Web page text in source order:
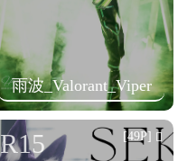
雨波_Valorant_Viper
R15 [49P]